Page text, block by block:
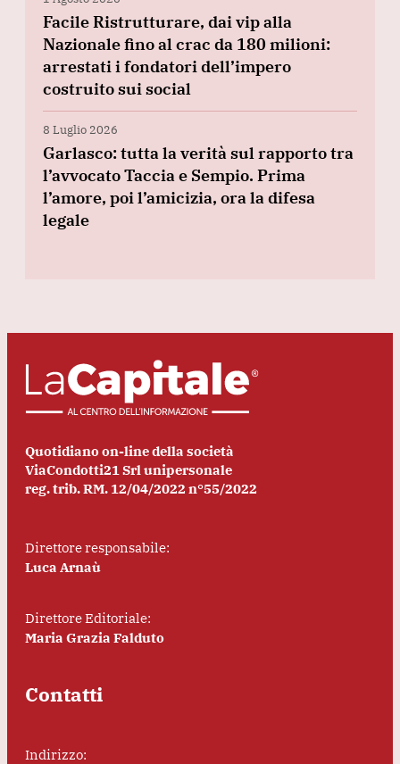
Facile Ristrutturare, dai vip alla
Nazionale fino al crac da 180 milioni:
arrestati i fondatori dell’impero
costruito sui social
8 Luglio 2026
Garlasco: tutta la verità sul rapporto tra
l’avvocato Taccia e Sempio. Prima
l’amore, poi l’amicizia, ora la difesa
legale
Quotidiano on-line della società
ViaCondotti21 Srl unipersonale
reg. trib. RM. 12/04/2022 n°55/2022
Direttore responsabile:
Luca Arnaù
Direttore Editoriale:
Maria Grazia Falduto
Contatti
Indirizzo: